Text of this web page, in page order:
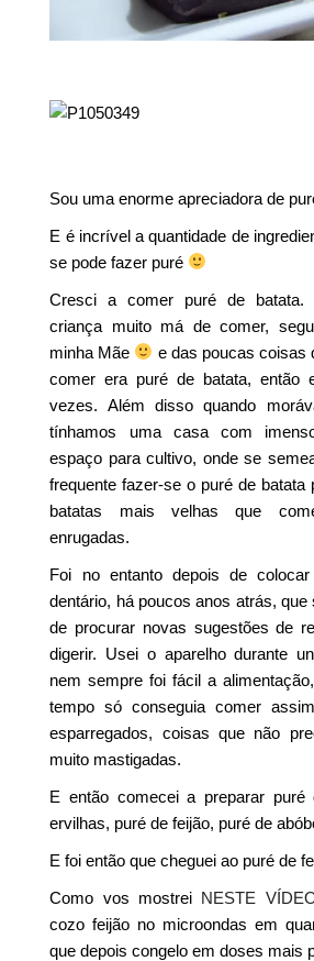
Sou uma enorme apreciadora de
E é incrível a quantidade de
se pode fazer puré
Cresci a comer puré de batata.
criança muito má de comer,
minha Mãe
e das poucas coisas
comer era puré de batata, então
vezes. Além disso quando
tínhamos uma casa com
espaço para cultivo, onde se
frequente fazer-se o puré de batata
batatas mais velhas que
enrugadas.
Foi no entanto depois de
dentário, há poucos anos atrás, que
de procurar novas sugestões de
digerir. Usei o aparelho durante
nem sempre foi fácil a
tempo só conseguia comer
esparregados, coisas que não
muito mastigadas.
E então comecei a preparar puré
ervilhas, puré de feijão, puré de
E foi então que cheguei ao puré de
Como vos mostrei NESTE
cozo feijão no microondas em
que depois congelo em doses mais